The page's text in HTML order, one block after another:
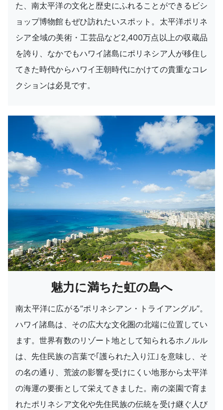
た、南太平洋の文化と歴史にふれることができるビシ
ョップ博物館もぜひ訪れたいスポット。太平洋ポリネ
シア全域の美術・工芸品など2,400万点以上の収蔵品
を誇り、なかでもハワイ諸島にポリネシア人が移住し
てきた時代からハワイ王朝時代にかけての貴重なコレ
クションは必見です。
魅力に満ちた虹の島へ
南太平洋に広がる”ポリネシアン・トライアングル”。
ハワイ諸島は、その広大な文化圏の北端に位置してい
ます。世界有数のリゾート地として知られるホノルル
は、先住民族の言葉で｢護られた入り江｣を意味し、そ
の名の通り、荒波の影響を受けにくい地形から太平洋
の海運の要衝として栄えてきました。南の楽園で育ま
れたポリネシア文化や先住民族の伝統を受け継ぐ人び